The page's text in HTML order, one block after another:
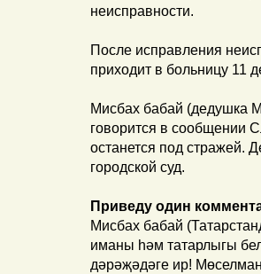
неисправности.
После исправления
приходит в больницу 11
Мисбах бабай (дедушка
говорится в сообщении
останется под стражей.
городской суд.
Приведу один
Мисбах бабай
иманы һәм татарлыгы
дәрәҗәдәге ир!